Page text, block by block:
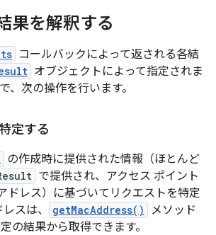
果を解釈する
コールバックによって返される各結
オブジェクトによって指定されま
、次の操作を行います。
定する
の作成時に提供された情報（ほとんど
で提供され、アクセス ポイント
ドレス）に基づいてリクエストを特定
スは、
getMacAddress()
メソッド
の結果から取得できます。